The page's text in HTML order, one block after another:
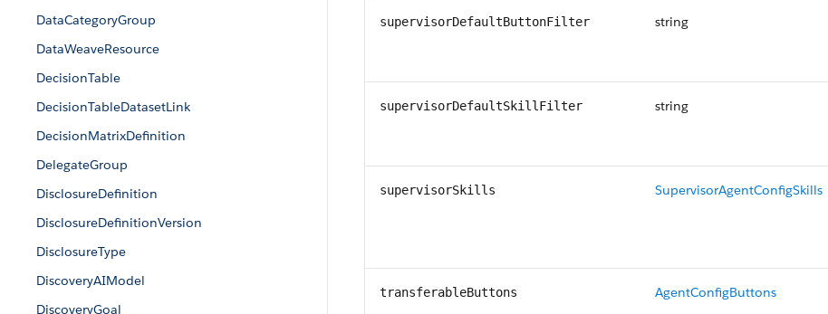
DataCategoryGroup
DataWeaveResource
DecisionTable
DecisionTableDatasetLink
DecisionMatrixDefinition
DelegateGroup
DisclosureDefinition
DisclosureDefinitionVersion
DisclosureType
DiscoveryAIModel
DiscoveryGoal
supervisorDefaultButtonFilter string
supervisorDefaultSkillFilter string
supervisorSkills SupervisorAgentConfigSkills
transferableButtons AgentConfigButtons